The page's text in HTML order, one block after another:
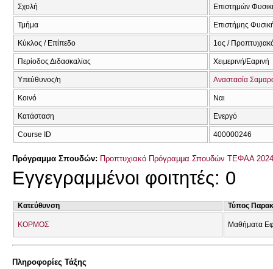
Σχολή Επιστημών
Τμήμα Επιστήμης
Κύκλος / Επίπεδο 1ος /
Περίοδος Διδασκαλίας Χειμερινή/Εαρινή
Υπεύθυνος/η Αναστασία
Κοινό Ναι
Κατάσταση Ενεργό
Course ID 400000246
Πρόγραμμα Σπουδών: Προπτυχιακό Πρόγραμμα Σπουδών ΤΕΦΑΑ
Εγγεγραμμένοι φοιτητές: 0
Κατεύθυνση Τύπος
ΚΟΡΜΟΣ Μαθήματα
Πληροφορίες Τάξης